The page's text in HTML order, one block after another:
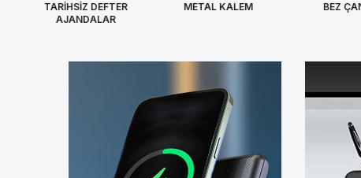
TARİHSİZ DEFTER
AJANDALAR
METAL KALEM BEZ ÇANTA